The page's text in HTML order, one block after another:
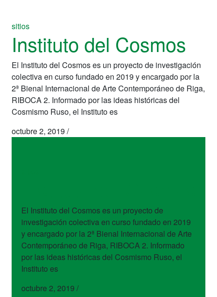
sitios
Instituto del Cosmos
El Instituto del Cosmos es un proyecto de investigación
colectiva en curso fundado en 2019 y encargado por la
2ª Bienal Internacional de Arte Contemporáneo de Riga,
RIBOCA 2. Informado por las ideas históricas del
Cosmismo Ruso, el Instituto es
octubre 2, 2019 /
El Instituto del Cosmos es un proyecto de
investigación colectiva en curso fundado en 2019
y encargado por la 2ª Bienal Internacional de Arte
Contemporáneo de Riga, RIBOCA 2. Informado
por las ideas históricas del Cosmismo Ruso, el
Instituto es
octubre 2, 2019 /